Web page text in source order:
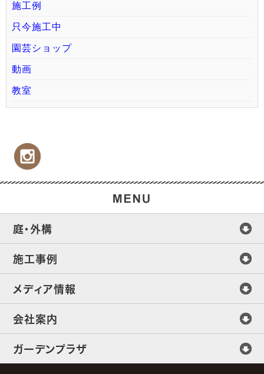
施工例
只今施工中
園芸ショップ
動画
教室
庭・外構
施工事例
メディア情報
会社案内
ガーデンプラザ